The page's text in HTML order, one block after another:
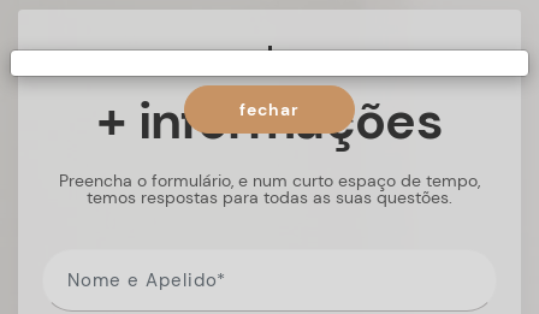
+ informações
Preencha o formulário, e num curto espaço de tempo,
temos respostas para todas as suas questões.
fechar